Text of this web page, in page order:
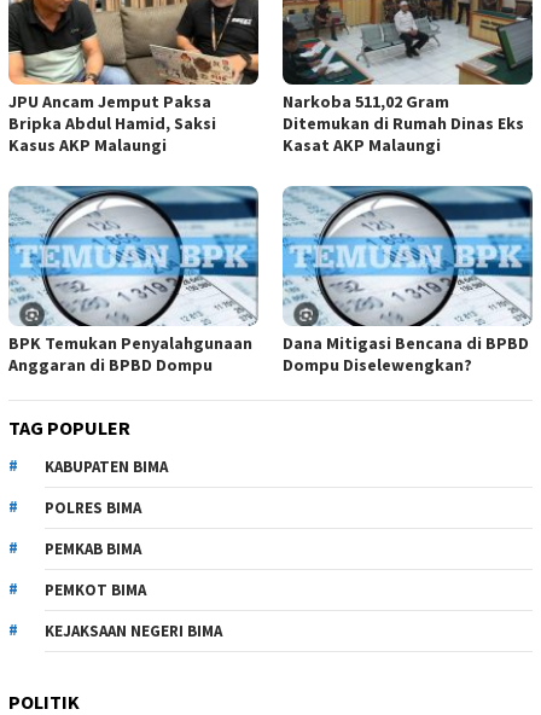
JPU Ancam Jemput Paksa
Bripka Abdul Hamid, Saksi
Kasus AKP Malaungi
Narkoba 511,02 Gram
Ditemukan di Rumah Dinas Eks
Kasat AKP Malaungi
BPK Temukan Penyalahgunaan
Anggaran di BPBD Dompu
Dana Mitigasi Bencana di BPBD
Dompu Diselewengkan?
TAG POPULER
KABUPATEN BIMA
POLRES BIMA
PEMKAB BIMA
PEMKOT BIMA
KEJAKSAAN NEGERI BIMA
POLITIK